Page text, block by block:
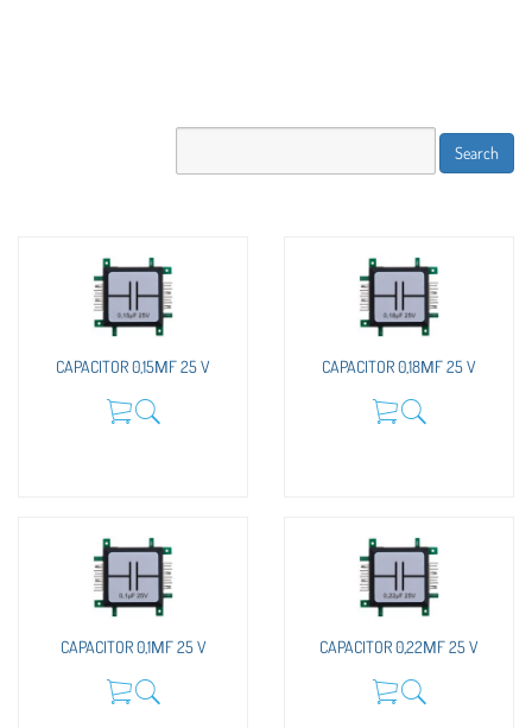
CAPACITOR 0,15ΜF 25 V CAPACITOR 0,18ΜF 25 V
CAPACITOR 0,1ΜF 25 V CAPACITOR 0,22ΜF 25 V